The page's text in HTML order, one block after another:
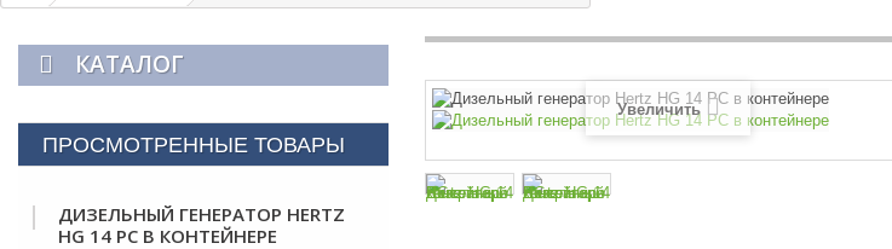
КАТАЛОГ
ПРОСМОТРЕННЫЕ ТОВАРЫ
ДИЗЕЛЬНЫЙ ГЕНЕРАТОР HERTZ
HG 14 PC В КОНТЕЙНЕРЕ
Увеличить